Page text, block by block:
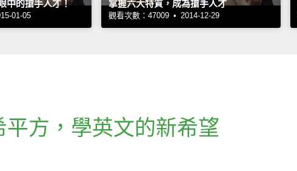
中的搶手人才！
01-05
掌握六大特質，成為搶手人才
觀看次數：47009 • 2014-12-29
平方 ， 學英文的新希望